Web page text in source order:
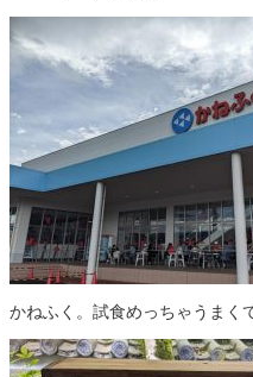
かねふく。試食めっちゃうまく